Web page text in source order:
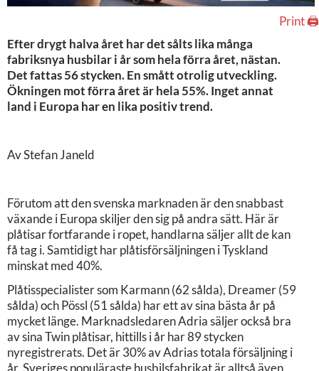
Print 🖨
Efter drygt halva året har det sålts lika många
fabriksnya husbilar i år som hela förra året, nästan.
Det fattas 56 stycken. En smått otrolig utveckling.
Ökningen mot förra året är hela 55%. Inget annat
land i Europa har en lika positiv trend.
Av Stefan Janeld
Förutom att den svenska marknaden är den snabbast
växande i Europa skiljer den sig på andra sätt. Här är
plåtisar fortfarande i ropet, handlarna säljer allt de kan
få tag i. Samtidigt har plåtisförsäljningen i Tyskland
minskat med 40%.
Plåtisspecialister som Karmann (62 sålda), Dreamer (59
sålda) och Pössl (51 sålda) har ett av sina bästa år på
mycket länge. Marknadsledaren Adria säljer också bra
av sina Twin plåtisar, hittills i år har 89 stycken
nyregistrerats. Det är 30% av Adrias totala försäljning i
år. Sveriges populäraste husbilsfabrikat är alltså även